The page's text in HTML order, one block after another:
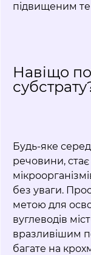
підвищеним
Навіщо
Будь-яке
речовини,
без уваги.
метою для
вуглеводів
вразливішим
багате на